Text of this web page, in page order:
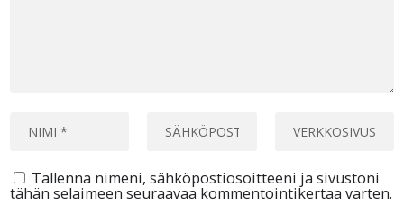
Tallenna nimeni, sähköpostiosoitteeni ja sivustoni
tähän selaimeen seuraavaa kommentointikertaa varten.